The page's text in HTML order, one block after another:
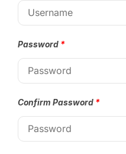
Password *
Confirm Password *